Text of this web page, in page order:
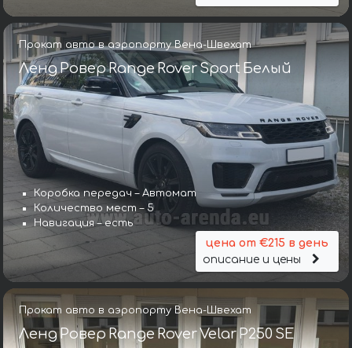
Прокат авто в аэропорту Вена-Швехат
Ленд Ровер Range Rover Sport Белый
Коробка передач – Автомат
Количество мест – 5
Навигация – есть
цена от €215 в день
описание и цены
Прокат авто в аэропорту Вена-Швехат
Ленд Ровер Range Rover Velar P250 SE